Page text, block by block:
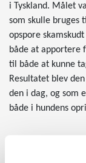
i Tyskland. Målet
som skulle bruges
opspore
både at apportere
til både at kunne
Resultatet blev
den i dag, og som
både i hundens
En ruhåret